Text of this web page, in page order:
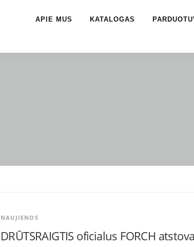
APIE MUS KATALOGAS
NAUJIENOS
DRŪTSRAIGTIS oficialus FORCH